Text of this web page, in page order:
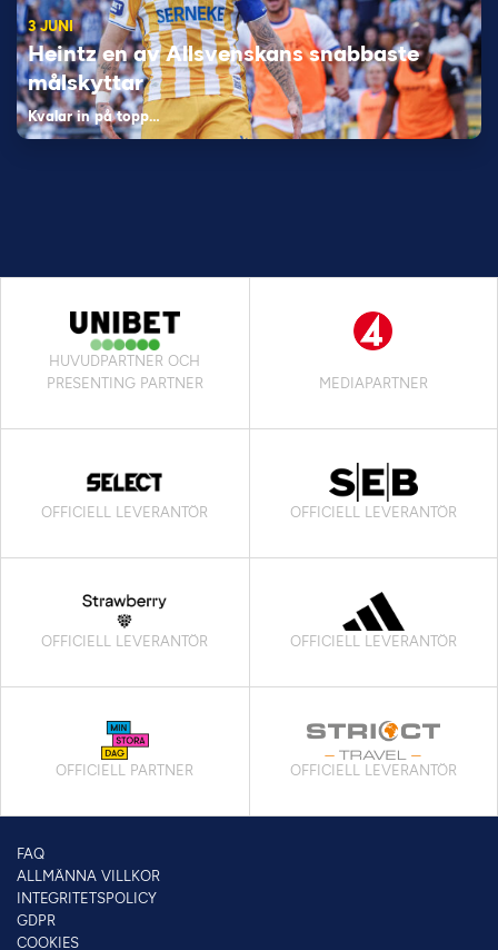
3 JUNI
Heintz en av Allsvenskans snabbaste
målskyttar
Kvalar in på topp…
HUVUDPARTNER OCH
PRESENTING PARTNER
MEDIAPARTNER
OFFICIELL LEVERANTÖR OFFICIELL LEVERANTÖR
OFFICIELL LEVERANTÖR OFFICIELL LEVERANTÖR
OFFICIELL PARTNER OFFICIELL LEVERANTÖR
FAQ
ALLMÄNNA VILLKOR
INTEGRITETSPOLICY
GDPR
COOKIES